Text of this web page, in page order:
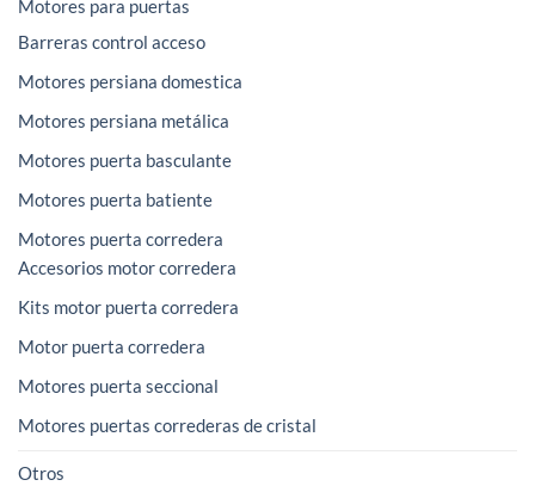
Motores para puertas
Barreras control acceso
Motores persiana domestica
Motores persiana metálica
Motores puerta basculante
Motores puerta batiente
Motores puerta corredera
Accesorios motor corredera
Kits motor puerta corredera
Motor puerta corredera
Motores puerta seccional
Motores puertas correderas de cristal
Otros